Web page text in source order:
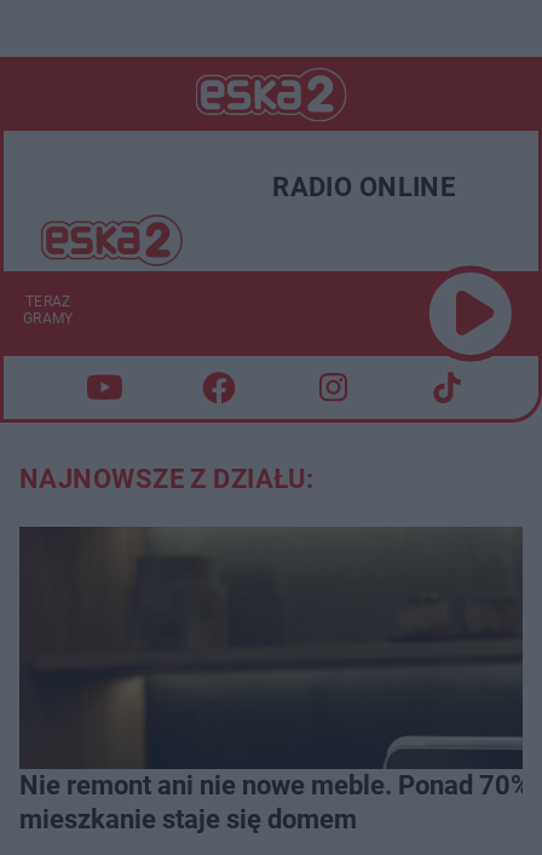
RADIO ONLINE
TERAZ
GRAMY
NAJNOWSZE Z DZIAŁU:
Nie remont ani nie nowe meble. Ponad
mieszkanie staje się domem